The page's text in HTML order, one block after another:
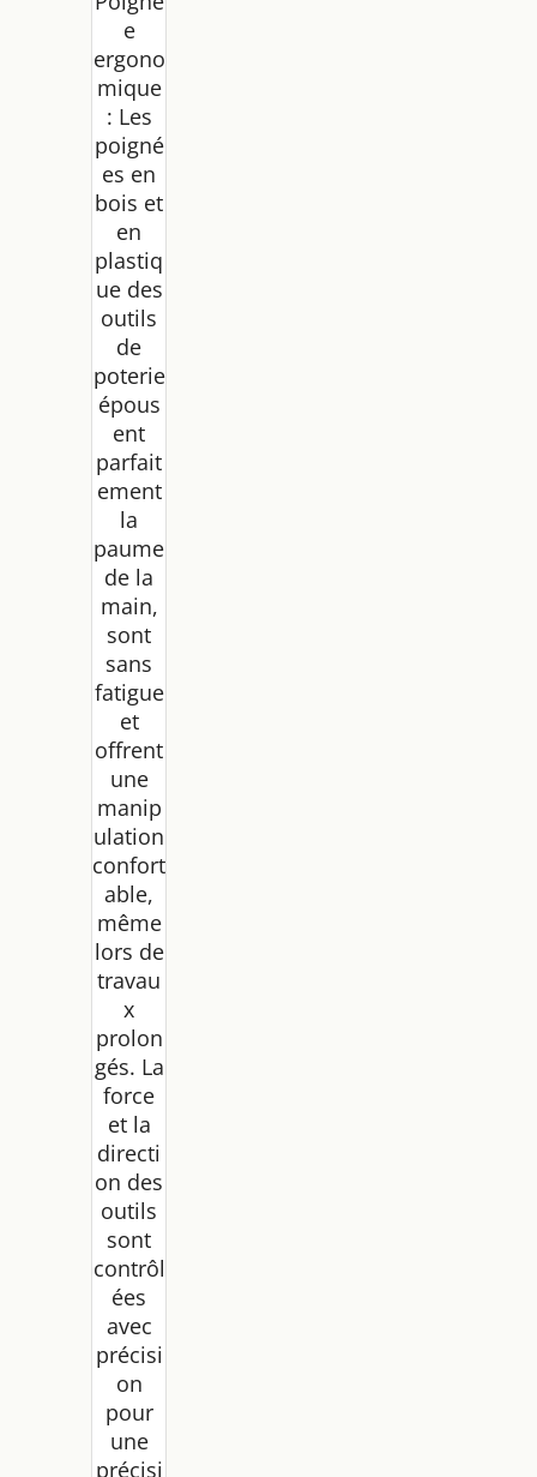
e
ergono
mique
: Les
poigné
es en
bois et
en
plastiq
ue des
outils
de
poterie
épous
ent
parfait
ement
la
paume
de la
main,
sont
sans
fatigue
et
offrent
une
manip
ulation
confort
able,
même
lors de
travau
x
prolon
gés. La
force
et la
directi
on des
outils
sont
contrôl
ées
avec
précisi
on
pour
une
précisi